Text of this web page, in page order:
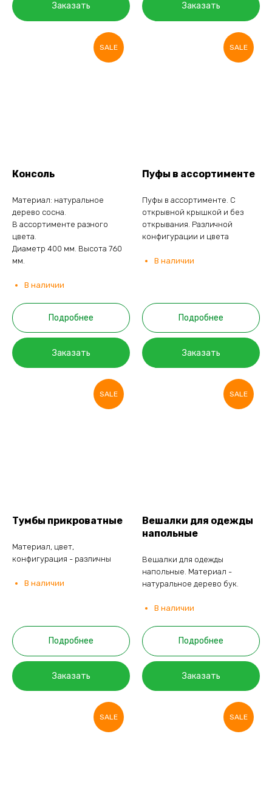
Заказать Заказать
SALE
Консоль
Материал: натуральное
дерево сосна.
В ассортименте разного
цвета.
Диаметр 400 мм. Высота 760
мм.
В наличии
Подробнее
Заказать
SALE
Пуфы в ассортименте
Пуфы в ассортименте. С
открывной крышкой и без
открывания. Различной
конфигурации и цвета
В наличии
Подробнее
Заказать
SALE
Тумбы прикроватные
Материал, цвет,
конфигурация - различны
В наличии
Подробнее
Заказать
SALE
Вешалки для одежды
напольные
Вешалки для одежды
напольные. Материал -
натуральное дерево бук.
В наличии
Подробнее
Заказать
SALE SALE